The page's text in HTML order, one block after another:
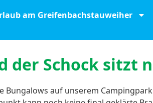
am Greifenbachstauweiher
der Schock sitzt
Bungalows auf unserem